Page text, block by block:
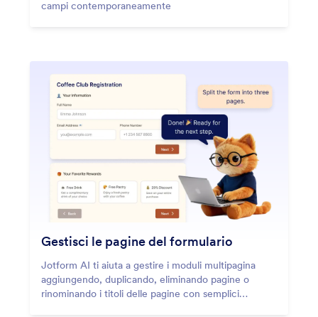
campi contemporaneamente
Gestisci le pagine del formulario
Jotform AI ti aiuta a gestire i moduli multipagina
aggiungendo, duplicando, eliminando pagine o
rinominando i titoli delle pagine con semplici